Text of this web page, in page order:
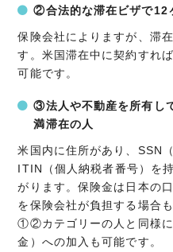
②合法的な滞在ビザで12
保険会社によりますが、滞
す。米国滞在中に契約すれ
可能です。
③法人や不動産を所有し
満滞在の人
米国内に住所があり、SSN
ITIN（個人納税者番号）を
がります。保険金は日本の
を保険会社が負担する場合
①②カテゴリーの人と同様
金）への加入も可能です。